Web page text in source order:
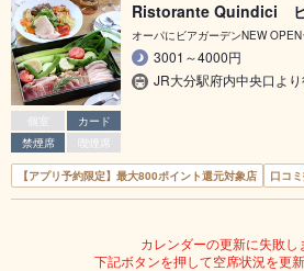
個室
カード
禁煙席
喫煙席
Ristorante Quindici
オーパにビアガーデンNEW
3001～4000円
JR大分駅府内中央口よ
【アプリ予約限定】最大800ポイント還元対象店 口コ
カレンダーの更新に失敗し
下記ボタンを押して空席状況を更新